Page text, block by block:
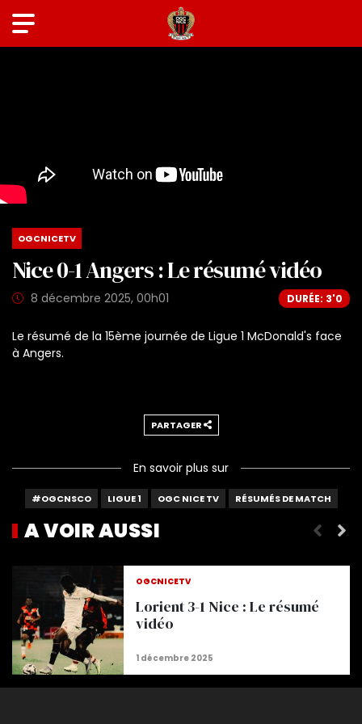
OGCNICETV
Nice 0-1 Angers : Le résumé vidéo
8 décembre 2025, 00h01 DURÉE: 3'0
Le résumé de la 15ème journée de Ligue 1 McDonald's face
à Angers.
PARTAGER
En savoir plus sur
#OGCNSCO LIGUE 1 OGC NICE TV RÉSUMÉS DE MATCH
A VOIR AUSSI
OGCNICETV
Lorient 3-1 Nice : Le résumé
vidéo